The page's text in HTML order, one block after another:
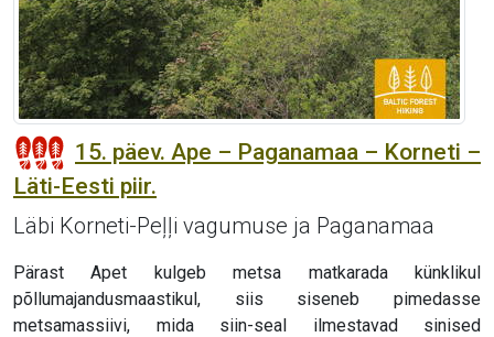
15. päev. Ape – Paganamaa – Korneti –
Läti-Eesti piir.
Läbi Korneti-Peļļi vagumuse ja Paganamaa
Pärast Apet kulgeb metsa matkarada künklikul
põllumajandusmaastikul, siis siseneb pimedasse
metsamassiivi, mida siin-seal ilmestavad sinised